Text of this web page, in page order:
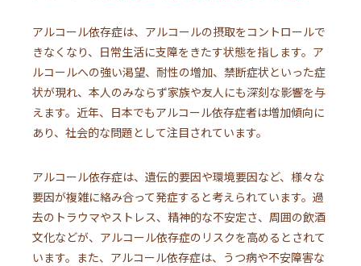
アルコール依存症は、アルコールの摂取をコントロールで
きなくなり、日常生活に支障をきたす状態を指します。ア
ルコールへの強い渇望、耐性の増加、禁断症状といった症
状が現れ、本人のみならず家族や友人にも深刻な影響を与
えます。近年、日本でもアルコール依存症者は増加傾向に
あり、社会的な問題として注目されています。
アルコール依存症は、遺伝的要因や環境要因など、様々な
要因が複雑に絡み合って発症すると考えられています。過
去のトラウマやストレス、精神的な不安定さ、周囲の飲酒
文化などが、アルコール依存症のリスクを高めるとされて
います。また、アルコール依存症は、うつ病や不安障害な